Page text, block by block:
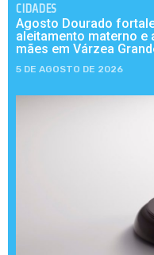
CIDADES
Agosto Dourado
aleitamento materno e
mães em Várzea
5 DE AGOSTO DE 2026